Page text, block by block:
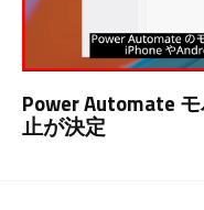
Power Automate
止が決定